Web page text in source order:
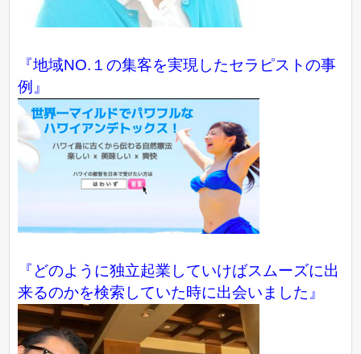
『地域NO.１の集客を実現したセラピストの事
例』
『どのように独立起業していけばスムーズに出
来るのかを検索していた時に出会いました』